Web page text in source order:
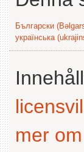
Български
українська
mer